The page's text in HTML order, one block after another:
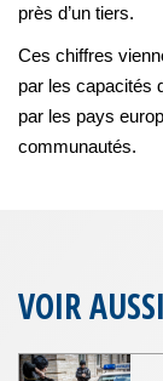
près d’un tiers.
Ces chiffres
par les capacités
par les pays
communautés.
VOIR AUSSI